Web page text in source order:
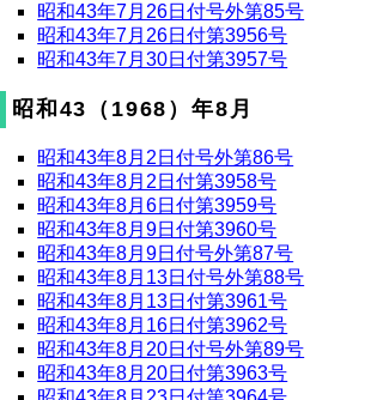
昭和43年7月26日付号外第85号
昭和43年7月26日付第3956号
昭和43年7月30日付第3957号
昭和43（1968）年8月
昭和43年8月2日付号外第86号
昭和43年8月2日付第3958号
昭和43年8月6日付第3959号
昭和43年8月9日付第3960号
昭和43年8月9日付号外第87号
昭和43年8月13日付号外第88号
昭和43年8月13日付第3961号
昭和43年8月16日付第3962号
昭和43年8月20日付号外第89号
昭和43年8月20日付第3963号